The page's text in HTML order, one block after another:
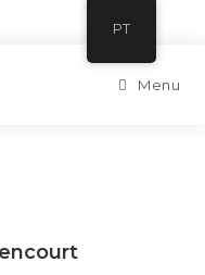
Menu
PT